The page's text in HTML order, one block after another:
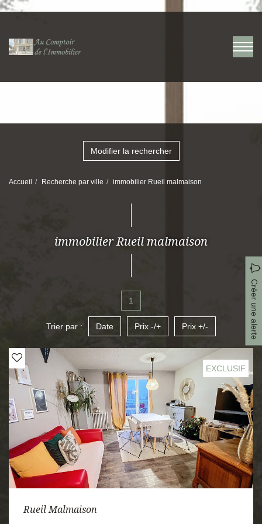
Modifier la rechercher
Accueil Recherche par ville immobilier Rueil malmaison
immobilier Rueil malmaison
Créer une alerte
1
Trier par : Date Prix -/+ Prix +/-
EXCLUSIF
Rueil Malmaison